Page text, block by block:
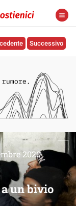
Successivo
un bivio
2020